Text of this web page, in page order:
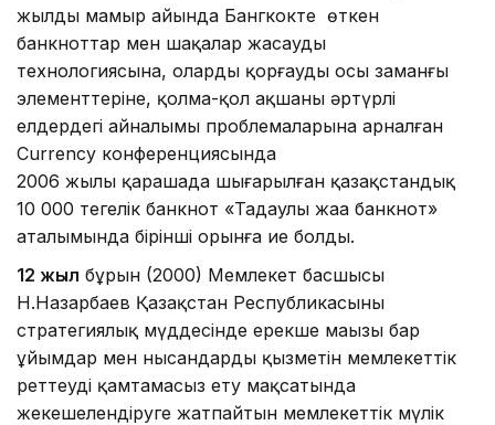
жылдың мамыр айында Бангкокте өткен
банкноттар мен шақалар жасаудың
технологиясына, оларды қорғаудың осы заманғы
элементтеріне, қолма-қол ақшаның әртүрлі
елдердегі айналымы проблемаларына арналған
Currency конференциясында
2006 жылы қарашада шығарылған қазақстандық
10 000 теңгелік банкнот «Таңдаулы жаңа банкнот»
аталымында бірінші орынға ие болды.
12 жыл бұрын (2000) Мемлекет басшысы
Н.Назарбаев Қазақстан Республикасының
стратегиялық мүддесінде ерекше маңызы бар
ұйымдар мен нысандардың қызметін мемлекеттік
реттеуді қамтамасыз ету мақсатында
жекешелендіруге жатпайтын мемлекеттік мүлік